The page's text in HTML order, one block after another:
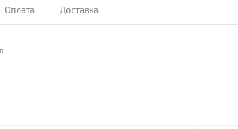
Оплата Доставка